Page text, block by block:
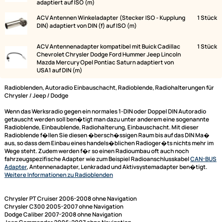
Lieferumfang:
ACV Radioblende kompatibel mit Chrysler Jeep Dodge
Mitsubishi 1-DIN schwarz ab 2004
ACV Autoradio Adapter Kabel kompatibel mit Chrysler
Dodge Jeep verschiedene Modelle ab Bj. 2001 auf ISO
adaptiert auf ISO (m)
ACV Antennen Winkeladapter (Stecker ISO - Kupplung
DIN) adaptiert von DIN (f) auf ISO (m)
ACV Antennenadapter kompatibel mit Buick Cadillac
Chevrolet Chrysler Dodge Ford Hummer Jeep Lincoln
Mazda Mercury Opel Pontiac Saturn adaptiert von
USA1 auf DIN (m)
Radioblenden, Autoradio Einbauschacht, Radioblende,
Chrysler / Jeep / Dodge